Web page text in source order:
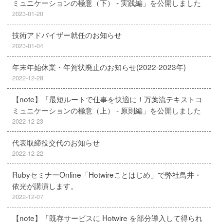
ミュニケーションの極意（下） - 実践編」を公開しました
2023-01-20
技術アドバイザー就任のお知らせ
2023-01-04
年末年始休業・年賀状廃止のお知らせ(2022-2023年)
2022-12-28
【note】「最短ルートで仕事を快適に！万葉流テキストコ
ミュニケーションの極意（上） - 原則編」を公開しました
2022-12-23
代表取締役交代のお知らせ
2022-12-22
RubyセミナーOnline「Hotwireことはじめ」で弊社鳥井・
依光が講演します。
2022-12-07
【note】「既存サービスに Hotwire を部分導入して得られ